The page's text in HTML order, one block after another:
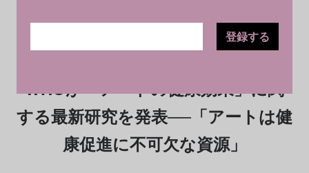
2025.10.30
WHOが「アートの健康効果」に関
する最新研究を発表──「アートは健
康促進に不可欠な資源」
登録する